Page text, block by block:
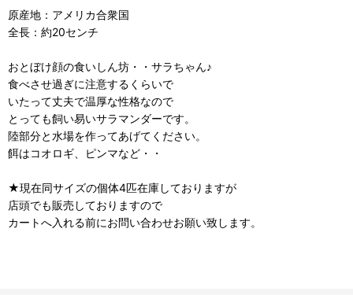
原産地：アメリカ合衆国
全長：約20センチ
おとぼけ顔の食いしん坊・・サラちゃん♪
食べさせ過ぎに注意するくらいで
いたって丈夫で温厚な性格なので
とっても飼い易いサラマンダーです。
陸部分と水場を作ってあげてください。
餌はコオロギ、ピンマなど・・
★現在同サイズの個体4匹在庫しておりますが
店頭でも販売しておりますので
カートへ入れる前にお問い合わせお願い致します。